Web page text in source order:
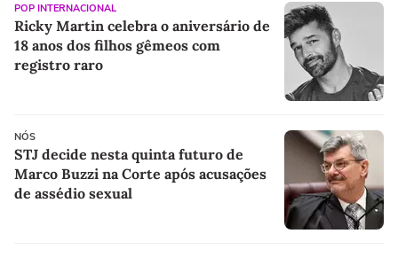
POP INTERNACIONAL
Ricky Martin celebra o aniversário de
18 anos dos filhos gêmeos com
registro raro
NÓS
STJ decide nesta quinta futuro de
Marco Buzzi na Corte após acusações
de assédio sexual